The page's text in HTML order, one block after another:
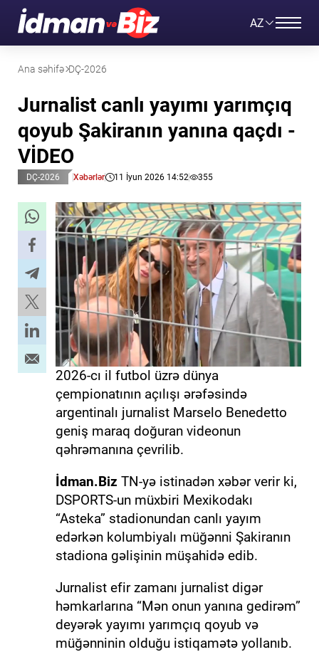
AZ
Ana səhifə DÇ-2026
Jurnalist canlı yayımı yarımçıq
qoyub Şakiranın yanına qaçdı -
VİDEO
DÇ-2026 Xəbərlər 11 İyun 2026 14:52 355
2026-cı il futbol üzrə dünya
çempionatının açılışı ərəfəsində
argentinalı jurnalist Marselo Benedetto
geniş maraq doğuran videonun
qəhrəmanına çevrilib.
İdman.Biz TN-yə istinadən xəbər verir ki,
DSPORTS-un müxbiri Mexikodakı
“Asteka” stadionundan canlı yayım
edərkən kolumbiyalı müğənni Şakiranın
stadiona gəlişinin müşahidə edib.
Jurnalist efir zamanı jurnalist digər
həmkarlarına “Mən onun yanına gedirəm”
deyərək yayımı yarımçıq qoyub və
müğənninin olduğu istiqamətə yollanıb.